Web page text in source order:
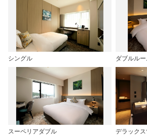
シングル ダブルルー
スーペリアダブル デラック